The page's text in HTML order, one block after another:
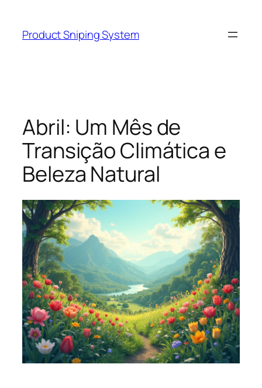
content
Product Sniping System
Abril: Um Mês de
Transição Climática e
Beleza Natural